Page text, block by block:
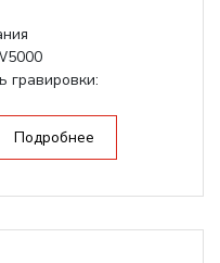
гравировки:
Подробнее